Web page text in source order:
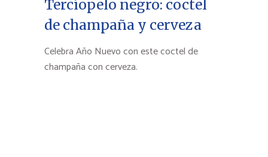
Terciopelo negro: coctel
de champaña y cerveza
Celebra Año Nuevo con este coctel de
champaña con cerveza.